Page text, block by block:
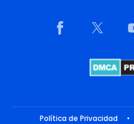
Política de Privacidad •